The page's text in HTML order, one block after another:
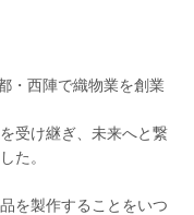
・西陣で織物業を創業
受け継ぎ、未来へと繋
た。
を製作することをいつ